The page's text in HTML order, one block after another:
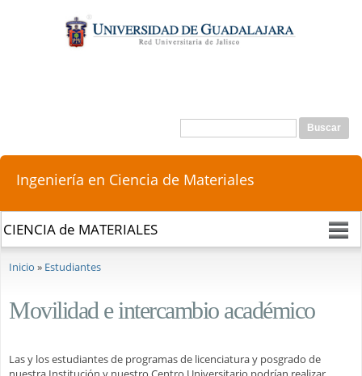
contenido
principal
Formulario de búsqueda
Buscar
Ingeniería en Ciencia de Materiales
Inicio » Estudiantes
Movilidad e intercambio académico
Las y los estudiantes de programas de licenciatura y posgrado de